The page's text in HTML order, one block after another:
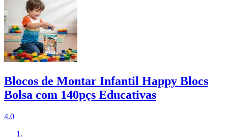
Blocos de Montar Infantil Happy Blocs
Bolsa com 140pçs Educativas
4.0